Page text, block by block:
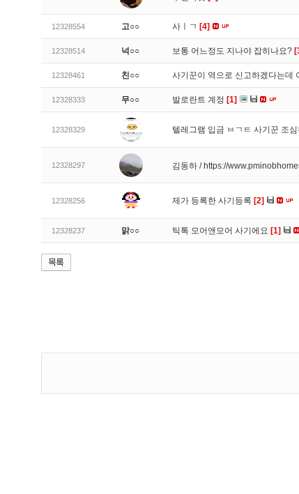
12328554 고○○ 사ㅣㄱ [4]
12328514 넉○○ 보통 어느정도 지나야 잡히나요?
12328461 친○○ 사기꾼이 역으로 신고하겠다는데
12328333 무○○ 발로란트 계정 [1]
12328329 텔레그램 입금 ㅂㄱㅌ 사기꾼 조
12328297 김동하 / https://
12328256 제가 등록한 사기등록 [2]
12328237 맑○○ 틱톡 모어앤모어 사기에요 [1]